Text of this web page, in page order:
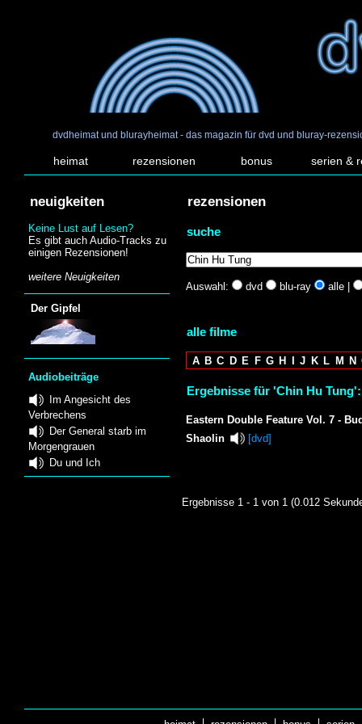
dvdheimat und blurayheimat - das magazin für dvd und bluray-
heimat rezensionen bonus serien &
neuigkeiten
Keine Lust auf Lesen?
Es gibt auch Audio-Tracks zu
einigen Rezensionen!
weitere Neuigkeiten
Der Gipfel
Audiobeiträge
Im Angesicht des
Verbrechens
Der General starb im
Morgengrauen
Du und Ich
rezensionen
suche
Auswahl: dvd blu-ray alle |
alle filme
A B C D E F G H I J K L M N
Ergebnisse für 'Chin Hu Tung':
Eastern Double Feature Vol. 7 -
Shaolin
[dvd]
Ergebnisse 1 - 1 von 1 (0.012